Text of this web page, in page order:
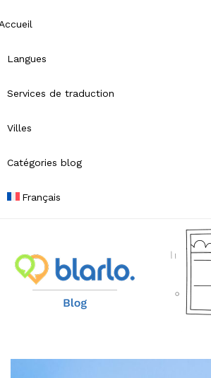
Langues
Services de traduction
Villes
Catégories blog
Français
B